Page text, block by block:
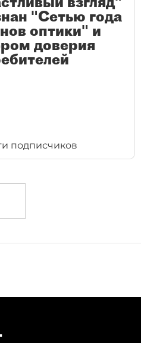
"Сетью года
оптики" и
доверия
подписчиков